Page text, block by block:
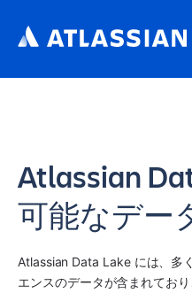
Atlassian
可能なデー
Atlassian Data Lake には、多
エンスのデータが含まれてお